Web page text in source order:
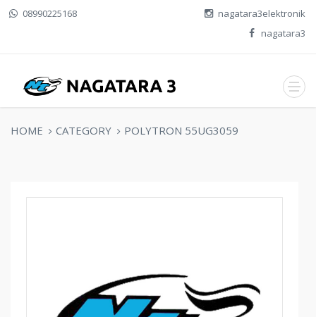
08990225168
nagatara3elektronik
nagatara3
HOME CATEGORY POLYTRON 55UG3059